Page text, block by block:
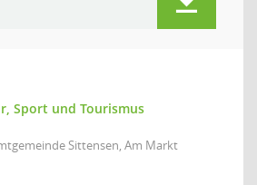
Sport und Tourismus
Sittensen, Am Markt